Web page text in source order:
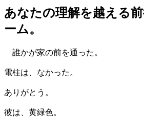
あなたの理解を越える
ーム。
誰かが家の前を通った。
電柱は、なかった。
ありがとう。
彼は、黄緑色。